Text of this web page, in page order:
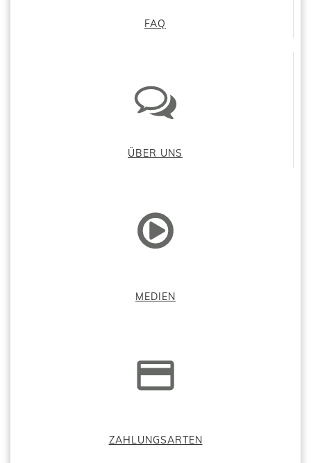
FAQ
ÜBER UNS
MEDIEN
ZAHLUNGSARTEN